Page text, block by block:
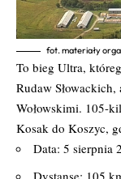
fot. materiały
To bieg Ultra,
Rudaw Słowackich,
Wołowskimi. 105-
Kosak do Koszyc,
Data: 5 sierpnia